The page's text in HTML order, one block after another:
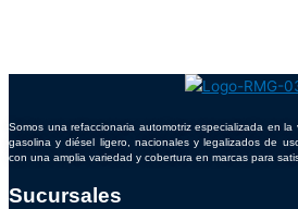
Somos una refaccionaria automotriz especializada en
gasolina y diésel ligero, nacionales y legalizados de
con una amplia variedad y cobertura en marcas para
Sucursales